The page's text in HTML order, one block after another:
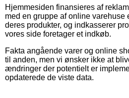
Hjemmesiden finansieres af
med en gruppe af online varehuse
deres produkter, og indkasserer
vores side foretager et indkøb.
Fakta angående varer og online
til anden, men vi ønsker ikke at
ændringer der potentielt er
opdaterede de viste data.